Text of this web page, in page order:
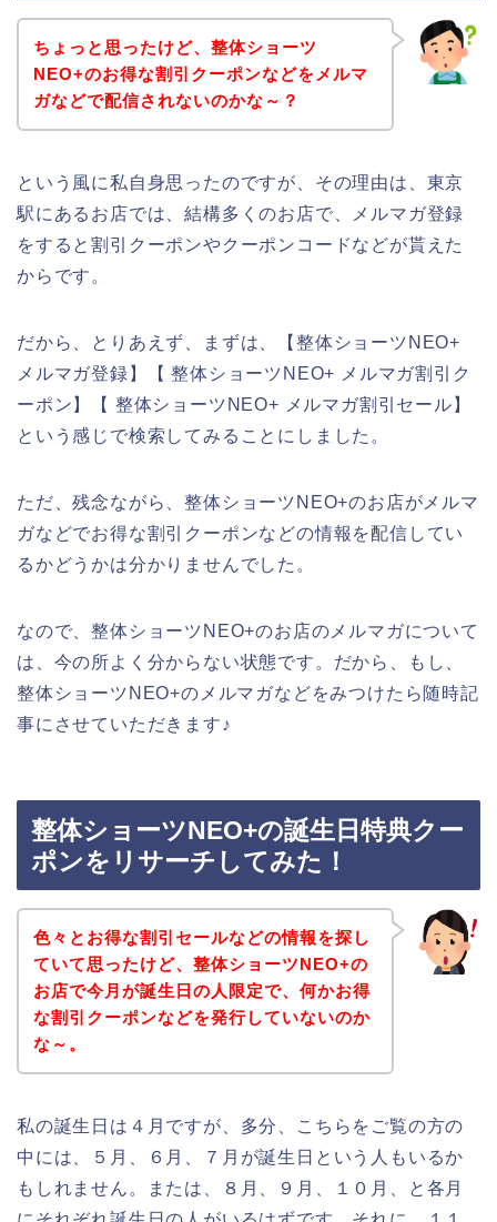
ちょっと思ったけど、整体ショーツ
NEO+のお得な割引クーポンなどをメルマ
ガなどで配信されないのかな～？
という風に私自身思ったのですが、その理由は、東京
駅にあるお店では、結構多くのお店で、メルマガ登録
をすると割引クーポンやクーポンコードなどが貰えた
からです。
だから、とりあえず、まずは、【整体ショーツNEO+
メルマガ登録】【 整体ショーツNEO+ メルマガ割引ク
ーポン】【 整体ショーツNEO+ メルマガ割引セール】
という感じで検索してみることにしました。
ただ、残念ながら、整体ショーツNEO+のお店がメルマ
ガなどでお得な割引クーポンなどの情報を配信してい
るかどうかは分かりませんでした。
なので、整体ショーツNEO+のお店のメルマガについて
は、今の所よく分からない状態です。だから、もし、
整体ショーツNEO+のメルマガなどをみつけたら随時記
事にさせていただきます♪
整体ショーツNEO+の誕生日特典クー
ポンをリサーチしてみた！
色々とお得な割引セールなどの情報を探し
ていて思ったけど、整体ショーツNEO+の
お店で今月が誕生日の人限定で、何かお得
な割引クーポンなどを発行していないのか
な～。
私の誕生日は４月ですが、多分、こちらをご覧の方の
中には、５月、６月、７月が誕生日という人もいるか
もしれません。または、８月、９月、１０月、と各月